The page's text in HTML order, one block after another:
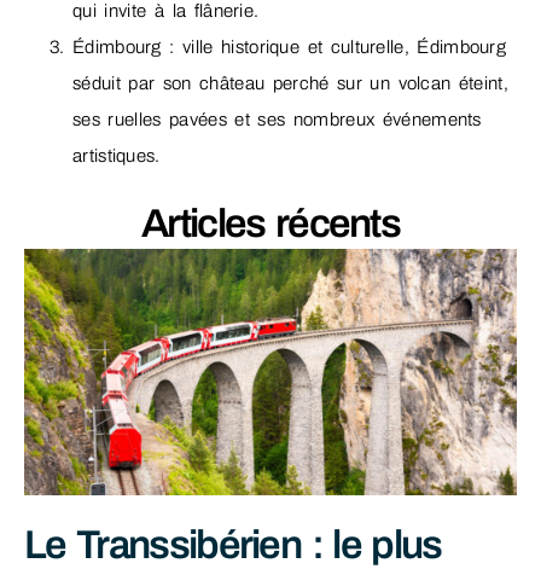
qui invite à la flânerie.
Édimbourg : ville historique et culturelle, Édimbourg
séduit par son château perché sur un volcan éteint,
ses ruelles pavées et ses nombreux événements
artistiques.
Articles récents
Le Transsibérien : le plus